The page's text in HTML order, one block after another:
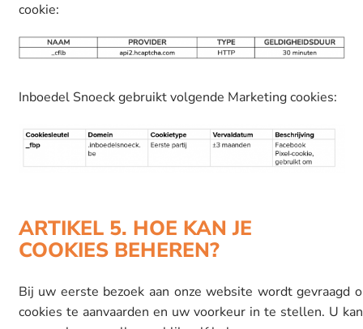
cookie:
Inboedel Snoeck gebruikt volgende Marketing cookies:
ARTIKEL 5. HOE KAN JE
COOKIES BEHEREN?
Bij uw eerste bezoek aan onze website wordt gevraagd
cookies te aanvaarden en uw voorkeur in te stellen. U